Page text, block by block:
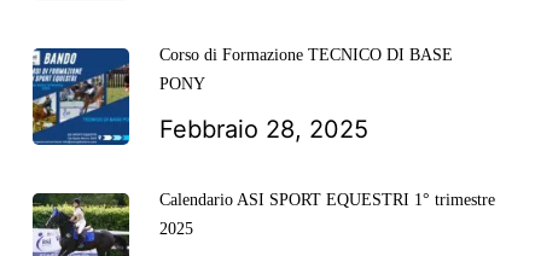
Corso di Formazione TECNICO DI BASE
PONY
Febbraio 28, 2025
Calendario ASI SPORT EQUESTRI 1° trimestre
2025